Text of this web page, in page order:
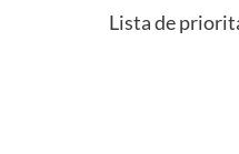
Lista de